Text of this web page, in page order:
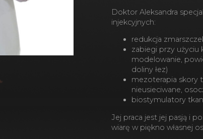
Doktor Aleksandra
injekcyjnych:
redukcja
zabiegi przy użyciu
modelowanie,
doliny łez)
mezoterapia skory
nieusieciwane,
biostymulatory
Jej praca jest jej pasją i
wiarę w piękno własnej